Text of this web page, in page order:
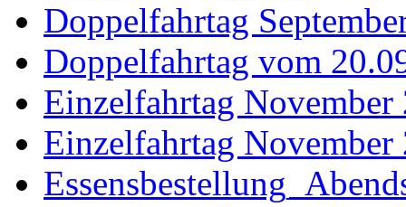
Doppelfahrtag
Doppelfahrtag vom
Einzelfahrtag November
Einzelfahrtag November